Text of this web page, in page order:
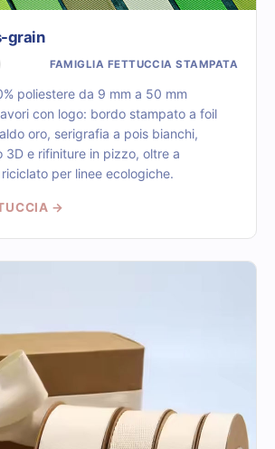
grain
FAMIGLIA FETTUCCIA STAMPATA
poliestere da 9 mm a 50 mm
con logo: bordo stampato a foil
oro, serigrafia a pois bianchi,
3D e rifiniture in pizzo, oltre a
per linee ecologiche.